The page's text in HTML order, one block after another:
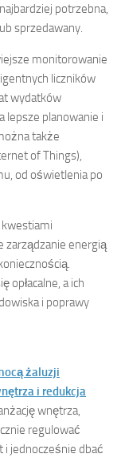
potrzebna,
sprzedawany.
monitorowanie
liczników
wydatków
lepsze planowanie i
także
of Things),
od oświetlenia po
zarządzanie energią
opłacalne, a ich
i poprawy
żaluzji
i redukcja
wnętrza,
regulować
jednocześnie dbać